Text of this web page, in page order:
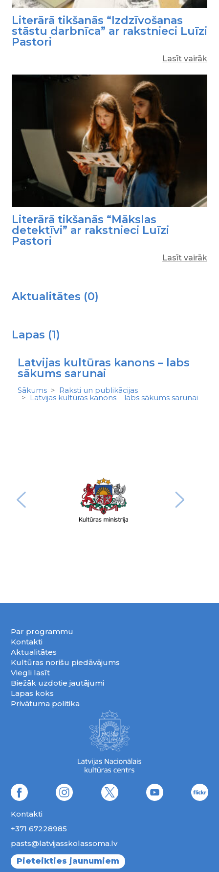
Literārā tikšanās “Izdzīvošanas
stāstu darbnīca” ar rakstnieci Luīzi
Pastori
Lasīt vairāk
Literārā tikšanās “Mākslas
detektīvi” ar rakstnieci Luīzi
Pastori
Lasīt vairāk
Aktualitātes (0)
Lapas (1)
Latvijas kultūras kanons – labs
sākums sarunai
Sākums Raksti un publikācijas
Latvijas kultūras kanons – labs sākums sarunai
Par programmu
Kontakti
Aktualitātes
Kultūras norišu piedāvājums
Viegli lasīt
Biežāk uzdotie jautājumi
Lapas koks
Privātuma politika
Kontakti
+371 67228985
pasts@latvijasskolassoma.lv
Pieteikties jaunumiem